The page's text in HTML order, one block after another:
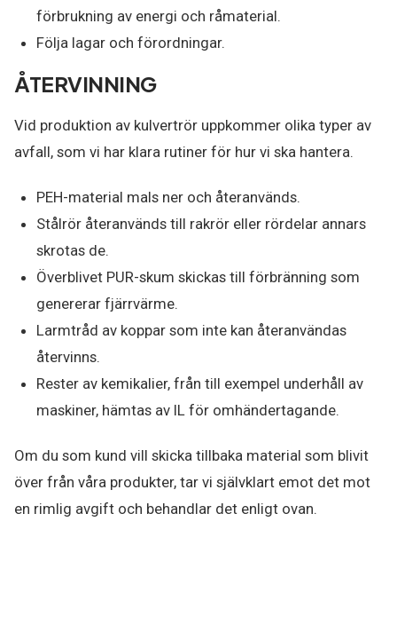
förbrukning av energi och råmaterial.
Följa lagar och förordningar.
ÅTERVINNING
Vid produktion av kulvertrör uppkommer olika typer av
avfall, som vi har klara rutiner för hur vi ska hantera.
PEH-material mals ner och återanvänds.
Stålrör återanvänds till rakrör eller rördelar annars
skrotas de.
Överblivet PUR-skum skickas till förbränning som
genererar fjärrvärme.
Larmtråd av koppar som inte kan återanvändas
återvinns.
Rester av kemikalier, från till exempel underhåll av
maskiner, hämtas av IL för omhändertagande.
Om du som kund vill skicka tillbaka material som blivit
över från våra produkter, tar vi självklart emot det mot
en rimlig avgift och behandlar det enligt ovan.